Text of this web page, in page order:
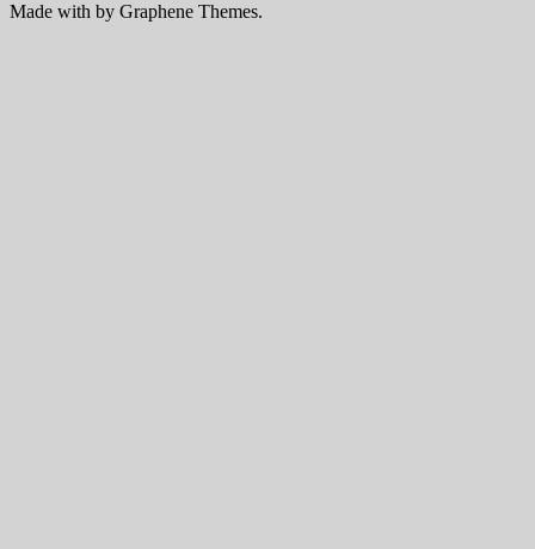
Made with by Graphene Themes.